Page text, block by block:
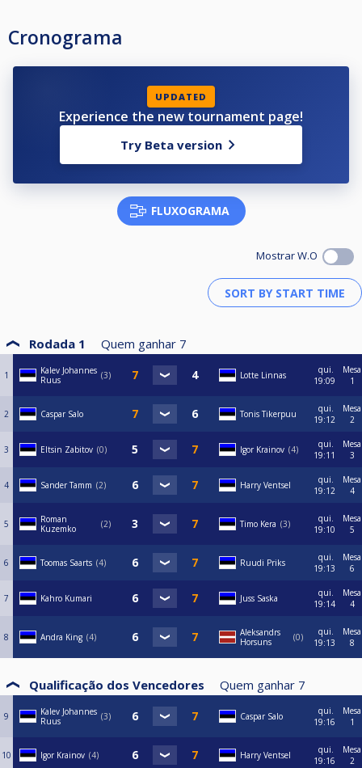
Cronograma
UPDATED
Experience the new tournament page!
Try Beta version
FLUXOGRAMA
Mostrar W.O
Rodada 1 Quem ganhar 7
1
Kalev Johannes
Ruus
3 Lotte Linnas
qui.
19:09
Mesa
1
2 Caspar Salo Tonis Tikerpuu
qui.
19:12
Mesa
2
3 Eltsin Zabitov 0 Igor Krainov 4
qui.
19:11
Mesa
3
4 Sander Tamm 2 Harry Ventsel
qui.
19:12
Mesa
4
5
Roman
Kuzemko
2 Timo Kera 3
qui.
19:10
Mesa
5
6 Toomas Saarts 4 Ruudi Priks
qui.
19:13
Mesa
6
7 Kahro Kumari Juss Saska
qui.
19:14
Mesa
4
8 Andra King 4
Aleksandrs
Horsuns
0
qui.
19:13
Mesa
8
Qualificação dos Vencedores Quem ganhar 7
9
Kalev Johannes
Ruus
3 Caspar Salo
qui.
19:16
Mesa
1
10 Igor Krainov 4 Harry Ventsel
qui.
19:16
Mesa
2